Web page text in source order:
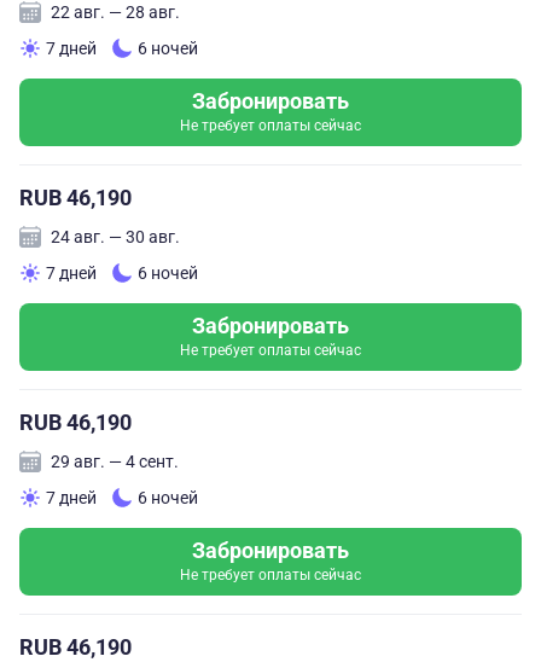
22 авг. — 28 авг.
7 дней
6 ночей
Забронировать
Не требует оплаты сейчас
RUB 46,190
24 авг. — 30 авг.
7 дней
6 ночей
Забронировать
Не требует оплаты сейчас
RUB 46,190
29 авг. — 4 сент.
7 дней
6 ночей
Забронировать
Не требует оплаты сейчас
RUB 46,190